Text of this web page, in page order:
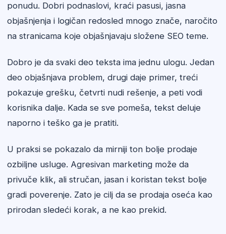
ponudu. Dobri podnaslovi, kraći pasusi, jasna
objašnjenja i logičan redosled mnogo znače, naročito
na stranicama koje objašnjavaju složene SEO teme.
Dobro je da svaki deo teksta ima jednu ulogu. Jedan
deo objašnjava problem, drugi daje primer, treći
pokazuje grešku, četvrti nudi rešenje, a peti vodi
korisnika dalje. Kada se sve pomeša, tekst deluje
naporno i teško ga je pratiti.
U praksi se pokazalo da mirniji ton bolje prodaje
ozbiljne usluge. Agresivan marketing može da
privuče klik, ali stručan, jasan i koristan tekst bolje
gradi poverenje. Zato je cilj da se prodaja oseća kao
prirodan sledeći korak, a ne kao prekid.